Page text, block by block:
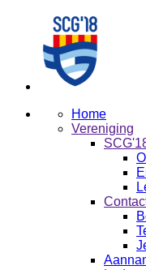
Home
Vereniging